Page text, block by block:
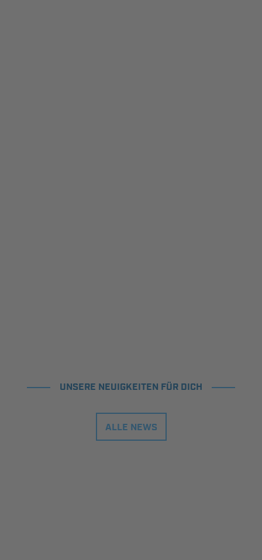
UNSERE NEUIGKEITEN FÜR DICH
ALLE NEWS